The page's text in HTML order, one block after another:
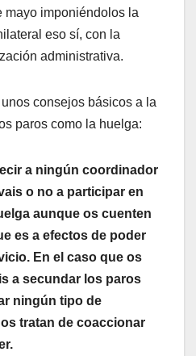
mayo imponiéndolos la
eso sí, con la
administrativa.
consejos básicos a la
paros como la huelga:
a ningún coordinador
o no a participar en
aunque os cuenten
es a efectos de poder
En el caso que os
a secundar los paros
ningún tipo de
tratan de coaccionar